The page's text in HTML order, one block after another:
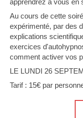
apprendrez à vous en
Au cours de cette
expérimenté, par des
explications
exercices
comment activer vos
LE LUNDI 26
Tarif : 15€ par